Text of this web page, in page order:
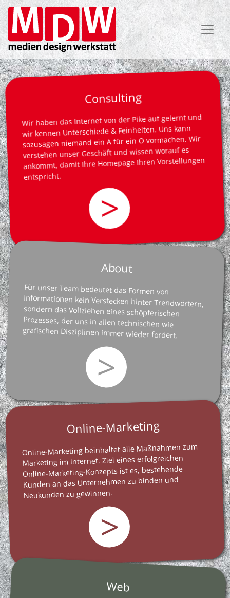
Direkt
zum
Inhalt
Consulting
Wir haben das Internet von der Pike auf gelernt und
wir kennen Unterschiede & Feinheiten. Uns kann
sozusagen niemand ein A für ein O vormachen. Wir
verstehen unser Geschäft und wissen worauf es
ankommt, damit Ihre Homepage Ihren Vorstellungen
entspricht.
>
About
Für unser Team bedeutet das Formen von
Informationen kein Verstecken hinter Trendwörtern,
sondern das Vollziehen eines schöpferischen
Prozesses, der uns in allen technischen wie
grafischen Disziplinen immer wieder fordert.
>
Online-Marketing
Online-Marketing beinhaltet alle Maßnahmen zum
Marketing im Internet. Ziel eines erfolgreichen
Online-Marketing-Konzepts ist es, bestehende
Kunden an das Unternehmen zu binden und
Neukunden zu gewinnen.
>
Web